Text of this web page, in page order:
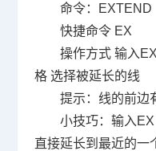
命令：
EXTEND
快捷命令EX
操作方式 输入 EX
格 选择被延长的线
提示：线的前边
小技巧：输入 EX
直接延长到最近的一